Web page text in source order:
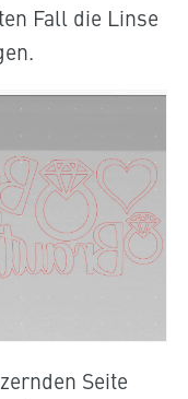
Fall die Linse
Seite